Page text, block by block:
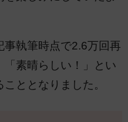
執筆時点で2.6万回再
素晴らしい！」とい
ととなりました。